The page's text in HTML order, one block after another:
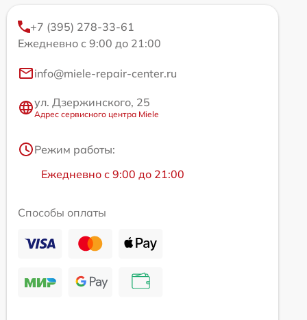
+7 (395) 278-33-61
Ежедневно с 9:00 до 21:00
info@miele-repair-center.ru
ул. Дзержинского, 25
Адрес сервисного центра Miele
Режим работы:
Ежедневно с 9:00 до 21:00
Способы оплаты